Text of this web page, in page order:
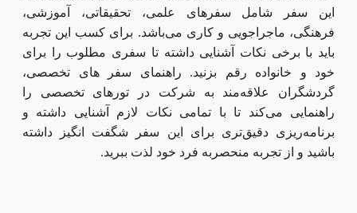
این سفر شامل سفرهای علمی، تحقیقاتی، آموزشی،
فرهنگی، ماجراجویی و کاری می‌باشد. برای کسب این تجربه
باید با برخی نکات آشنایی داشته تا سفری مطلوب را برای
خود و خانواده رقم بزنید. راهنمای سفر های تخصصی،
گردشگران علاقه‌مند به شرکت در تور‌های تخصصی را
راهنمایی می‌کند تا با تمامی نکات لازم آشنایی داشته و
برنامه‌ریزی دقیق‌تری برای این سفر شگفت انگیز داشته
باشید و از تجربه منحصربه فرد خود لذت ببرید.